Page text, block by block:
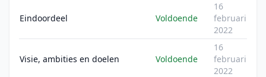
Eindoordeel Voldoende
16
februari
2022
Visie, ambities en doelen Voldoende
16
februari
2022